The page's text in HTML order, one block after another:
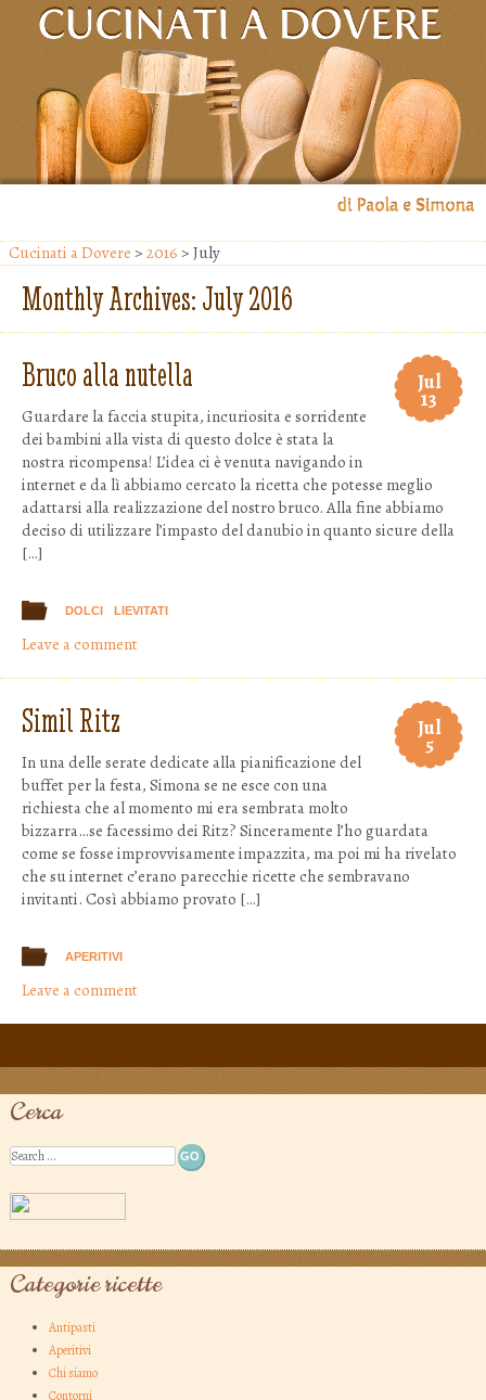
Cucinati a Dovere
Il blog di Paola e Simona
Cucinati a Dovere > 2016 > July
Monthly Archives:July 2016
Jul
13
Bruco alla nutella
Guardare la faccia stupita, incuriosita e sorridente
dei bambini alla vista di questo dolce è stata la
nostra ricompensa! L’idea ci è venuta navigando in
internet e da lì abbiamo cercato la ricetta che potesse meglio
adattarsi alla realizzazione del nostro bruco. Alla fine abbiamo
deciso di utilizzare l’impasto del danubio in quanto sicure della
[…]
DOLCI LIEVITATI
Leave a comment
Jul
5
Simil Ritz
In una delle serate dedicate alla pianificazione del
buffet per la festa, Simona se ne esce con una
richiesta che al momento mi era sembrata molto
bizzarra…se facessimo dei Ritz? Sinceramente l’ho guardata
come se fosse improvvisamente impazzita, ma poi mi ha rivelato
che su internet c’erano parecchie ricette che sembravano
invitanti. Così abbiamo provato […]
APERITIVI
Leave a comment
Post navigation
Cerca
Search
Categorie ricette
Antipasti
Aperitivi
Chi siamo
Contorni